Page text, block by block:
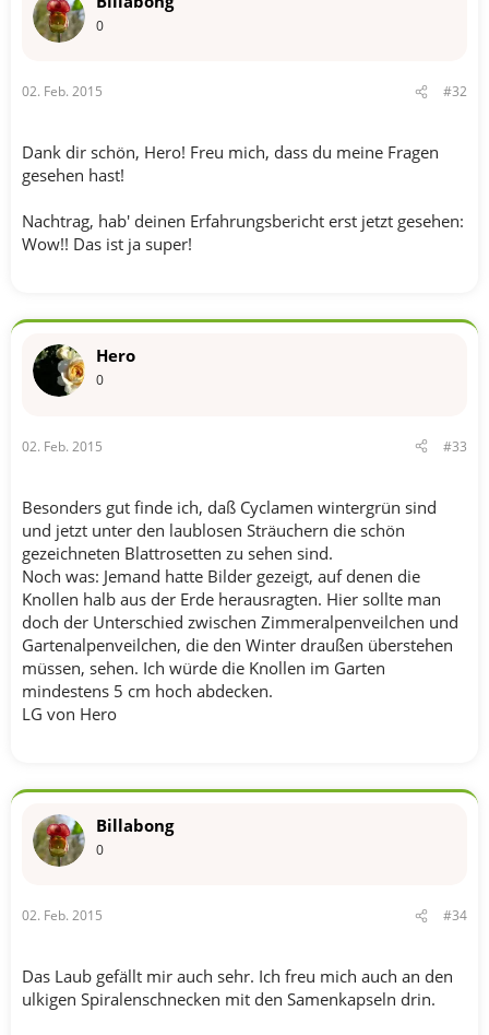
0
02. Feb. 2015 #32
Dank dir schön, Hero! Freu mich, dass du meine Fragen
gesehen hast!
Nachtrag, hab' deinen Erfahrungsbericht erst jetzt gesehen:
Wow!! Das ist ja super!
Hero
0
02. Feb. 2015 #33
Besonders gut finde ich, daß Cyclamen wintergrün sind
und jetzt unter den laublosen Sträuchern die schön
gezeichneten Blattrosetten zu sehen sind.
Noch was: Jemand hatte Bilder gezeigt, auf denen die
Knollen halb aus der Erde herausragten. Hier sollte man
doch der Unterschied zwischen Zimmeralpenveilchen und
Gartenalpenveilchen, die den Winter draußen überstehen
müssen, sehen. Ich würde die Knollen im Garten
mindestens 5 cm hoch abdecken.
LG von Hero
Billabong
0
02. Feb. 2015 #34
Das Laub gefällt mir auch sehr. Ich freu mich auch an den
ulkigen Spiralenschnecken mit den Samenkapseln drin.